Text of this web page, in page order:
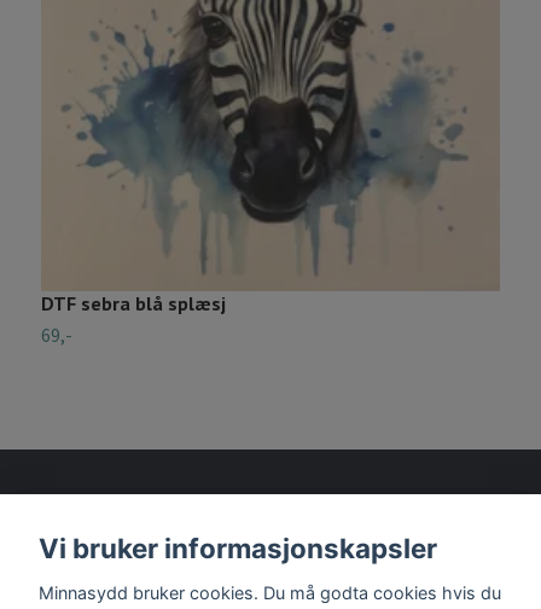
DTF sebra blå splæsj
69,-
Vi bruker informasjonskapsler
Minnasydd bruker cookies. Du må godta cookies hvis du